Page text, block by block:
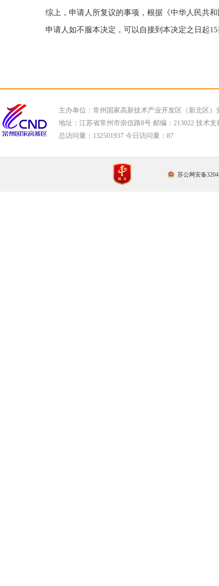
综上，申请人所复议的事项，根据《中华人民共
申请人如不服本决定，可以自接到本决定之日起
主办单位：常州国家高新技术产业开发区（新北区）
地址：江苏省常州市崇信路8号 邮编：213022 技术支
总访问量： 132501937 今日访问量： 87
苏公网安备